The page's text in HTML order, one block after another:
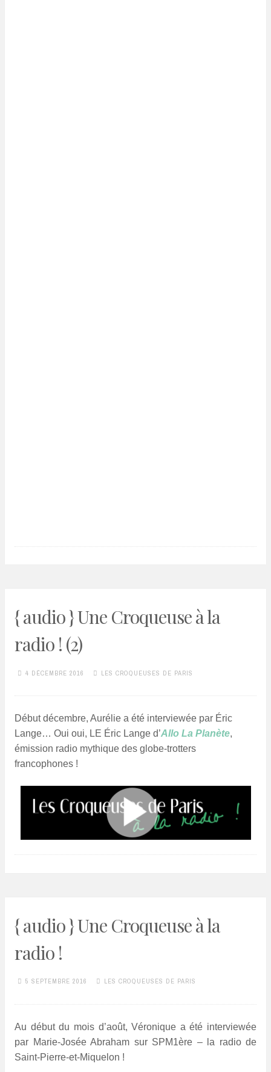
{ audio } Une Croqueuse à la
radio ! (2)
4 DÉCEMBRE 2016 LES CROQUEUSES DE PARIS
Début décembre, Aurélie a été interviewée par Éric
Lange… Oui oui, LE Éric Lange d’Allo La Planète,
émission radio mythique des globe-trotters
francophones !
{ audio } Une Croqueuse à la
radio !
5 SEPTEMBRE 2016 LES CROQUEUSES DE PARIS
Au début du mois d’août, Véronique a été interviewée
par Marie-Josée Abraham sur SPM1ère – la radio de
Saint-Pierre-et-Miquelon !